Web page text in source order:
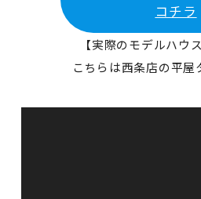
コチラ
【実際のモデルハウ
こちらは西条店の平屋